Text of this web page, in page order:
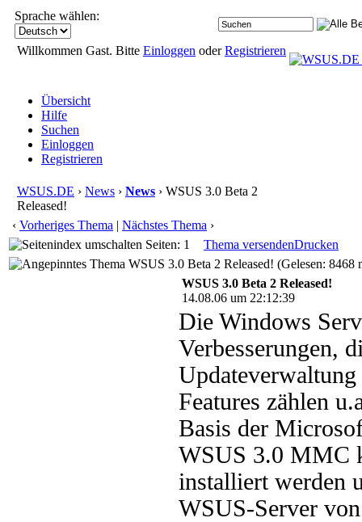
Sprache wählen:
Willkommen Gast. Bitte Einloggen oderRegistrieren
Übersicht
Hilfe
Suchen
Einloggen
Registrieren
WSUS.DE › News › News › WSUS 3.0 Beta 2
Released!
‹ Vorheriges Thema | Nächstes Thema ›
Seiten: 1
Thema versendenDrucken
WSUS 3.0 Beta 2 Released! (Gelesen: 8468
WSUS 3.0 Beta 2 Released!
14.08.06 um 22:12:39
Die Windows
Verbesserungen,
Features zählen
Basis der
WSUS 3.0 MMC
installiert werden
WSUS-Server